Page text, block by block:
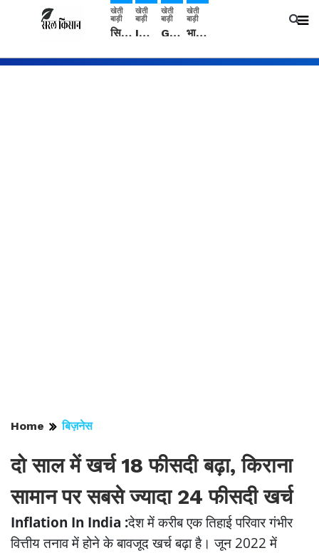
खेती
बाड़ी
सिरसा: कृषि विज्ञान केंद्र की बैठक में फसल बीमा विधि कारण व कृषि उद्यमिता बढ़ावा देने पर चर्चा
खेती
बाड़ी
IMD: राजस्थान में प्री-मानसून की सामान्य से 74% अधिक बारिश, दस्तक में देरी और मानसून कमजोर रहेगा
खेती
बाड़ी
Guar Ka Rate: ग्वार के भाव में हल्की बढ़ोतरी, बढ़ सकता है बुवाई का रकबा
खेती
बाड़ी
भारत में 29 मई से शुरु होगी प्री-मानसून बारिश, ECMWF विदेशी मौसम एजेंसी का पूर्वानुमान
Home बिज़नेस
दो साल में खर्च 18 फीसदी बढ़ा, किराना
सामान पर सबसे ज्यादा 24 फीसदी खर्च
Inflation In India :देश में करीब एक तिहाई परिवार गंभीर
वित्तीय तनाव में होने के बावजूद खर्च बढ़ा है। जून 2022 में